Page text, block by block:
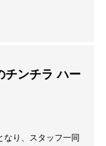
チンチラ ハー
なり、スタッフ一同